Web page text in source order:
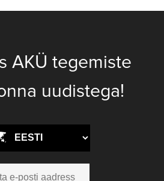
AKÜ tegemiste
uudistega!